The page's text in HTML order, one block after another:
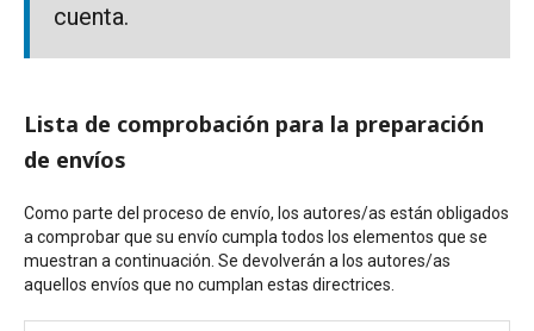
cuenta.
Lista de comprobación para la preparación
de envíos
Como parte del proceso de envío, los autores/as están obligados
a comprobar que su envío cumpla todos los elementos que se
muestran a continuación. Se devolverán a los autores/as
aquellos envíos que no cumplan estas directrices.